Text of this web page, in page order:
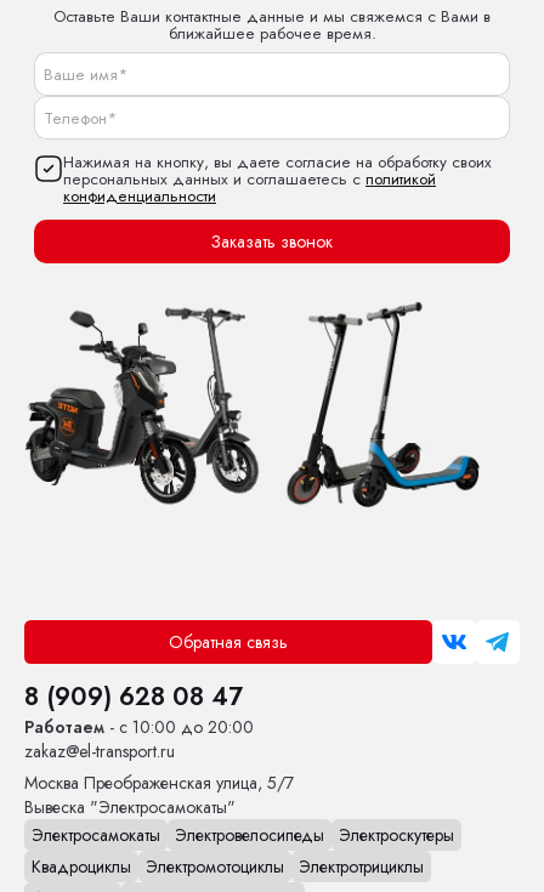
Оставьте Ваши контактные данные и мы свяжемся с Вами в
ближайшее рабочее время.
Нажимая на кнопку, вы даете согласие на обработку своих
персональных данных и соглашаетесь с политикой
конфиденциальности
Заказать звонок
Обратная связь
8 (909) 628 08 47
Работаем - с 10:00 до 20:00
zakaz@el-transport.ru
Москва Преображенская улица, 5/7
Вывеска "Электросамокаты"
Электросамокаты
Электровелосипеды
Электроскутеры
Квадроциклы
Электромотоциклы
Электротрициклы